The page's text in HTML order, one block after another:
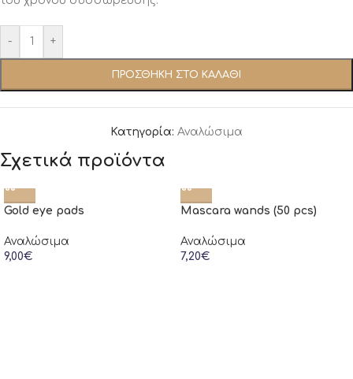
- +
ΠΡΟΣΘΉΚΗ ΣΤΟ ΚΑΛΆΘΙ
Κατηγορία: Αναλώσιμα
Σχετικά προϊόντα
Gold eye pads
Αναλώσιμα
9,00€
Mascara wands (50 pcs)
Αναλώσιμα
7,20€